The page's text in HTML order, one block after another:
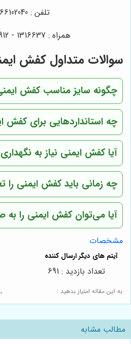
تلفن : 66102040 -021
همراه : 1316637 - 0912 چاووشی
سوالات متداول کفش
چگونه سایز مناسب کفش
چه استانداردهایی برای کفش
آیا کفش ایمنی نیاز به
چه زمانی باید کفش ایمنی را
آیا می‌توان کفش ایمنی را به
مشخصات
به این مقاله امتیاز بدهید :
تعداد بازدید : 691
مطالب مشابه